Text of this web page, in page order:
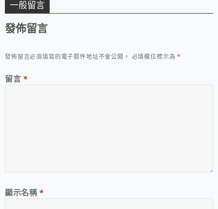
一般留言
發佈留言
發佈留言必須填寫的電子郵件地址不會公開。 必填欄位標示為*
留言 *
顯示名稱*